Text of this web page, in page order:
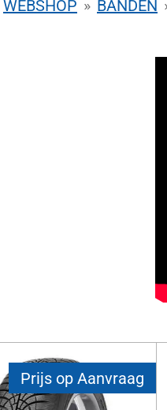
WEBSHOP » BANDEN
Prijs op Aanvraag